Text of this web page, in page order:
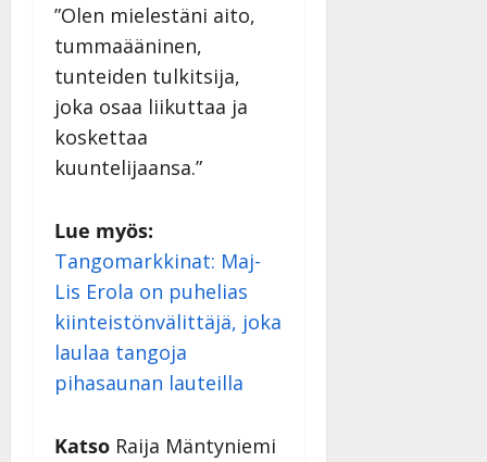
”Olen mielestäni aito,
tummaääninen,
tunteiden tulkitsija,
joka osaa liikuttaa ja
koskettaa
kuuntelijaansa.”
Lue myös:
Tangomarkkinat: Maj-
Lis Erola on puhelias
kiinteistönvälittäjä, joka
laulaa tangoja
pihasaunan lauteilla
Katso Raija Mäntyniemi